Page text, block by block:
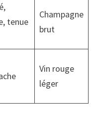
tenue
Champagne
brut
Vin rouge
léger